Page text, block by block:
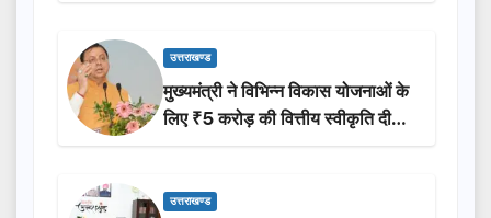
उत्तराखण्ड
मुख्यमंत्री ने विभिन्न विकास योजनाओं के
लिए ₹5 करोड़ की वित्तीय स्वीकृति दी…
उत्तराखण्ड